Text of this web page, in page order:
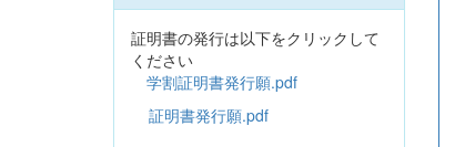
証明書の発行は以下をクリックして
ください
学割証明書発行願.pdf
証明書発行願.pdf